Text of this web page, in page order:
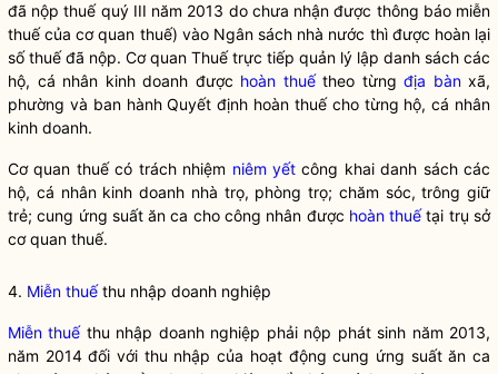
đã nộp thuế quý III năm 2013 do chưa nhận được thông báo miễn
thuếcủa cơ quan thuế) vào Ngân sách nhà nước thì được hoàn lại
số thuế đã nộp. Cơ quan Thuế trực tiếp quản lý lập danh sách các
hộ, cá nhân kinh doanh được hoàn thuếtheo từng địa bànxã,
phường và ban hành Quyết định hoàn thuếcho từng hộ, cá nhân
kinh doanh.
Cơ quan thuế có trách nhiệm niêm yếtcông khai danh sách các
hộ, cá nhân kinh doanh nhà trọ, phòng trọ; chăm sóc, trông giữ
trẻ; cung ứng suất ăn ca cho công nhân được hoàn thuếtại trụ sở
cơ quan thuế.
4. Miễn thuếthu nhập doanh nghiệp
Miễn thuếthu nhập doanh nghiệp phải nộp phát sinh năm 2013,
năm 2014 đối với thu nhập của hoạt động cung ứng suất ăn ca